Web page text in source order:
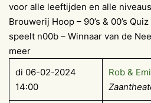
voor alle leeftijden en alle niveaus
Brouwerij Hoop – 90’s & 00’s
speelt n00b – Winnaar van de
meer
di 06-02-2024
14:00
Rob &